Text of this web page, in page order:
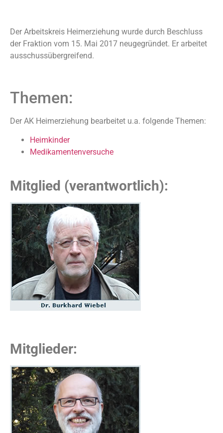
Der Arbeitskreis Heimerziehung wurde durch Beschluss
der Fraktion vom 15. Mai 2017 neugegründet. Er arbeitet
ausschussübergreifend.
Themen:
Der AK Heimerziehung bearbeitet u.a. folgende Themen:
Heimkinder
Medikamentenversuche
Mitglied (verantwortlich):
Mitglieder: